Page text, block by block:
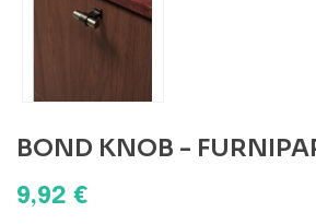
BOND KNOB -
9,92 €